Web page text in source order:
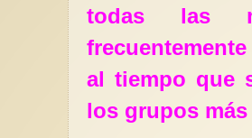
todas las
al tiempo que
los grupos